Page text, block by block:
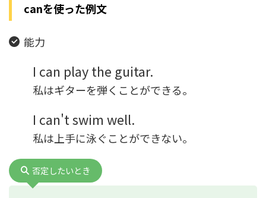
canを使った例文
能力
I can play the guitar.
私はギターを弾くことができる。
I can't swim well.
私は上手に泳ぐことができない。
否定したいとき